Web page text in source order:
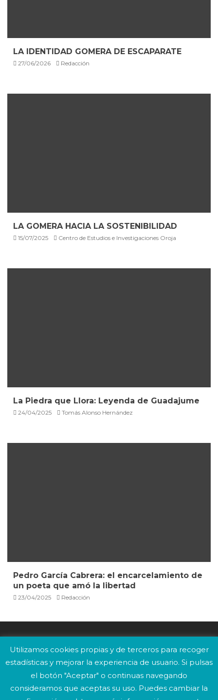
LA IDENTIDAD GOMERA DE ESCAPARATE
27/06/2026 Redacción
LA GOMERA HACIA LA SOSTENIBILIDAD
15/07/2025 Centro de Estudios e Investigaciones Oroja
La Piedra que Llora: Leyenda de Guadajume
24/04/2025 Tomás Alonso Hernández
Pedro García Cabrera: el encarcelamiento de
un poeta que amó la libertad
23/04/2025 Redacción
COMPROMISO FOTODENUNCIA SUSCRÍBETE
CONTACTO AVISO LEGAL
Utilizamos cookies propias y de terceros para recoger
estadísticas y mejorar la experiencia de usuario. Si pulsas
el botón "Aceptar" o continuas navegando
consideramos que aceptas su uso. Puedes cambiar la